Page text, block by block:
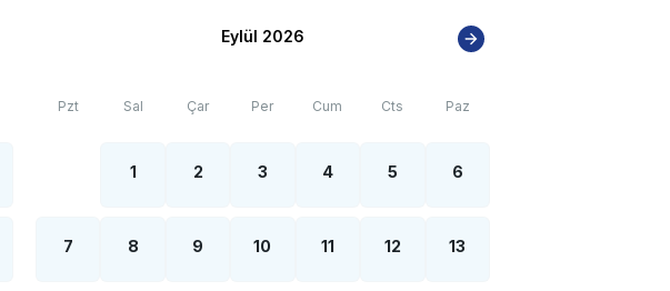
Eylül 2026
Pzt Sal Çar Per Cum Cts Paz
1 2 3 4 5 6
7 8 9 10 11 12 13